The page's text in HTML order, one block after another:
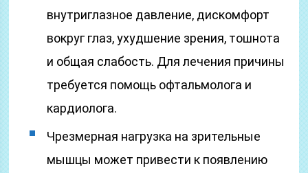
внутриглазное давление, дискомфорт
вокруг глаз, ухудшение зрения, тошнота
и общая слабость. Для лечения причины
требуется помощь офтальмолога и
кардиолога.
Чрезмерная нагрузка на зрительные
мышцы может привести к появлению